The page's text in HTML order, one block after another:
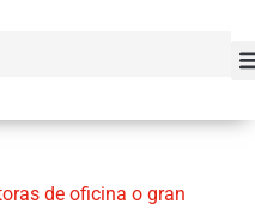
de oficina o gran